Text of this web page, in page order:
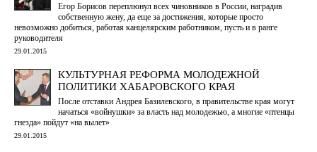
Егор Борисов переплюнул всех чиновников в России, наградив
собственную жену, да еще за достижения, которые просто
невозможно добиться, работая канцелярским работником, пусть и в ранге
руководителя
29.01.2015
КУЛЬТУРНАЯ РЕФОРМА МОЛОДЕЖНОЙ
ПОЛИТИКИ ХАБАРОВСКОГО КРАЯ
После отставки Андрея Базилевского, в правительстве края могут
начаться «войнушки» за власть над молодежью, а многие «птенцы
гнезда» пойдут «на вылет»
29.01.2015